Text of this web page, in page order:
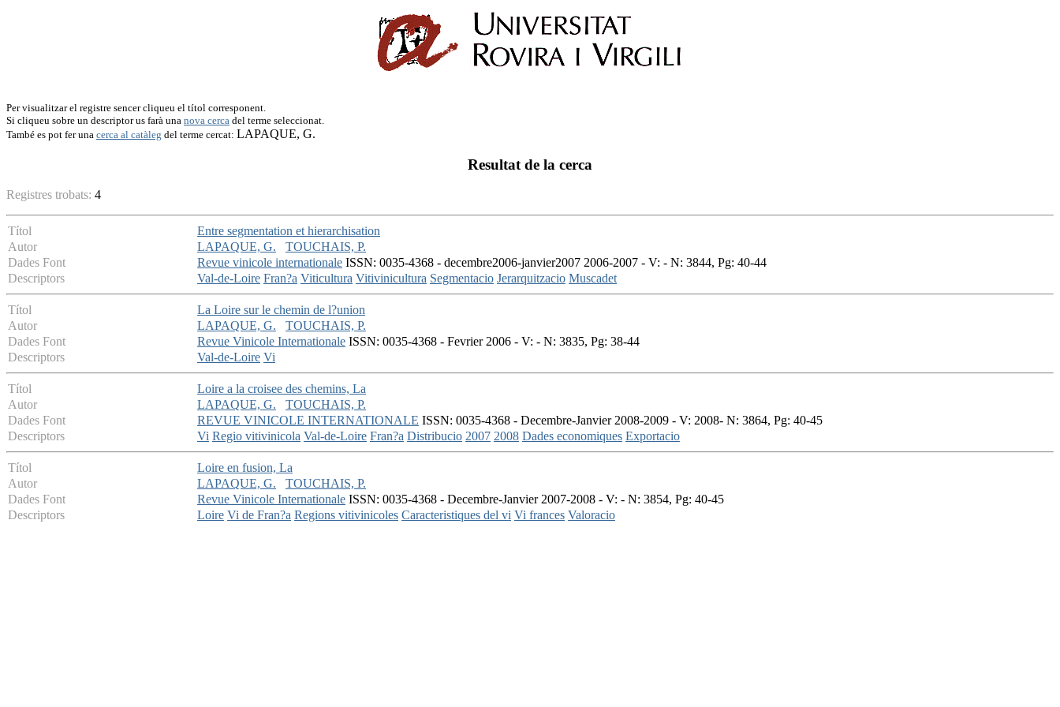
Per visualitzar el registre sencer cliqueu el títol corresponent.
Si cliqueu sobre un descriptor us farà una nova cerca del terme seleccionat.
També es pot fer una cerca al catàleg del terme cercat: LAPAQUE, G.
Resultat de la cerca
Registres trobats: 4
Títol
Entre segmentation et hierarchisation
Autor
LAPAQUE, G.
TOUCHAIS, P.
Dades Font
Revue vinicole internationale ISSN: 0035-4368 - decembre2006-janvier2007 2006-2007 - V: - N: 3844, Pg: 40-44
Descriptors
Val-de-Loire Fran?a Viticultura Vitivinicultura Segmentacio Jerarquitzacio Muscadet
Títol
La Loire sur le chemin de l?union
Autor
LAPAQUE, G.
TOUCHAIS, P.
Dades Font
Revue Vinicole Internationale ISSN: 0035-4368 - Fevrier 2006 - V: - N: 3835, Pg: 38-44
Descriptors
Val-de-Loire Vi
Títol
Loire a la croisee des chemins, La
Autor
LAPAQUE, G.
TOUCHAIS, P.
Dades Font
REVUE VINICOLE INTERNATIONALE ISSN: 0035-4368 - Decembre-Janvier 2008-2009 - V: 2008- N: 3864, Pg: 40-45
Descriptors
Vi Regio vitivinicola Val-de-Loire Fran?a Distribucio 2007 2008 Dades economiques Exportacio
Títol
Loire en fusion, La
Autor
LAPAQUE, G.
TOUCHAIS, P.
Dades Font
Revue Vinicole Internationale ISSN: 0035-4368 - Decembre-Janvier 2007-2008 - V: - N: 3854, Pg: 40-45
Descriptors
Loire Vi de Fran?a Regions vitivinicoles Caracteristiques del vi Vi frances Valoracio